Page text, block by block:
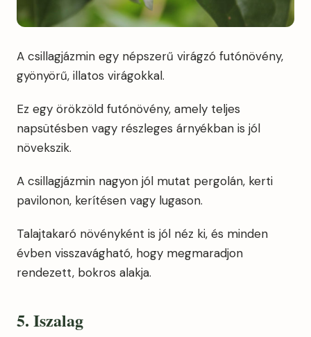
A csillagjázmin egy népszerű virágzó futónövény,
gyönyörű, illatos virágokkal.
Ez egy örökzöld futónövény, amely teljes
napsütésben vagy részleges árnyékban is jól
növekszik.
A csillagjázmin nagyon jól mutat pergolán, kerti
pavilonon, kerítésen vagy lugason.
Talajtakaró növényként is jól néz ki, és minden
évben visszavágható, hogy megmaradjon
rendezett, bokros alakja.
5. Iszalag